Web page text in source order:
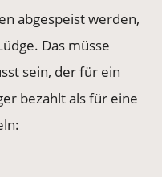
abgespeist werden,
Das müsse
sein, der für ein
bezahlt als für eine